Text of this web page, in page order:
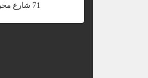
‎71 شارع محرم بك - محرم بك. الاسكندريه